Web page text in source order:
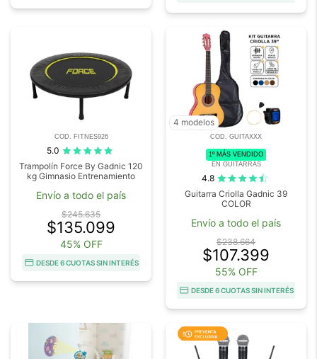
COD. FITNES926
5.0
Trampolín Force By Gadnic 120
kg Gimnasio Entrenamiento
Envío a todo el país
$245.635
$135.099
45% OFF
DESDE 6 CUOTAS SIN INTERÉS
4 modelos
COD. GUITAXXX
1º MÁS VENDIDO
EN GUITARRAS
4.8
Guitarra Criolla Gadnic 39
COLOR
Envío a todo el país
$238.664
$107.399
55% OFF
DESDE 6 CUOTAS SIN INTERÉS